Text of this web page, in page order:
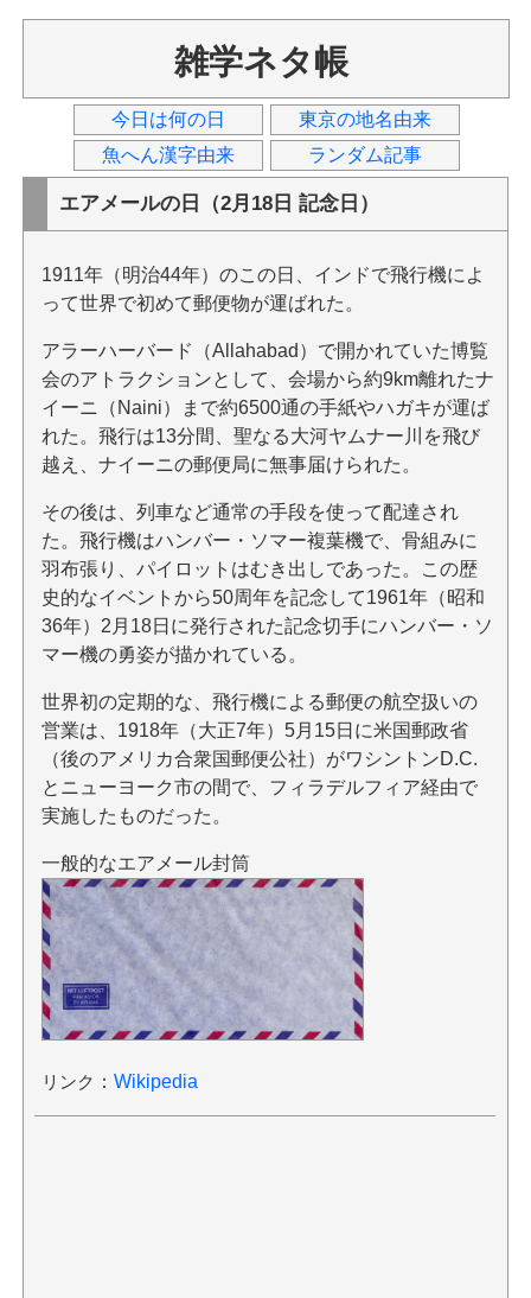
雑学ネタ帳
今日は何の日
東京の地名由来
魚へん漢字由来
ランダム記事
エアメールの日（2月18日 記念日）
1911年（明治44年）のこの日、インドで飛行機によ
って世界で初めて郵便物が運ばれた。
アラーハーバード（Allahabad）で開かれていた博覧
会のアトラクションとして、会場から約9km離れたナ
イーニ（Naini）まで約6500通の手紙やハガキが運ば
れた。飛行は13分間、聖なる大河ヤムナー川を飛び
越え、ナイーニの郵便局に無事届けられた。
その後は、列車など通常の手段を使って配達され
た。飛行機はハンバー・ソマー複葉機で、骨組みに
羽布張り、パイロットはむき出しであった。この歴
史的なイベントから50周年を記念して1961年（昭和
36年）2月18日に発行された記念切手にハンバー・ソ
マー機の勇姿が描かれている。
世界初の定期的な、飛行機による郵便の航空扱いの
営業は、1918年（大正7年）5月15日に米国郵政省
（後のアメリカ合衆国郵便公社）がワシントンD.C.
とニューヨーク市の間で、フィラデルフィア経由で
実施したものだった。
一般的なエアメール封筒
リンク ： Wikipedia